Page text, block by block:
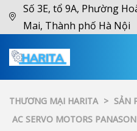
Số 3E, tổ 9A, Phường
Mai, Thành phố Hà Nội
THƯƠNG MẠI HARITA > SẢN
AC SERVO MOTORS